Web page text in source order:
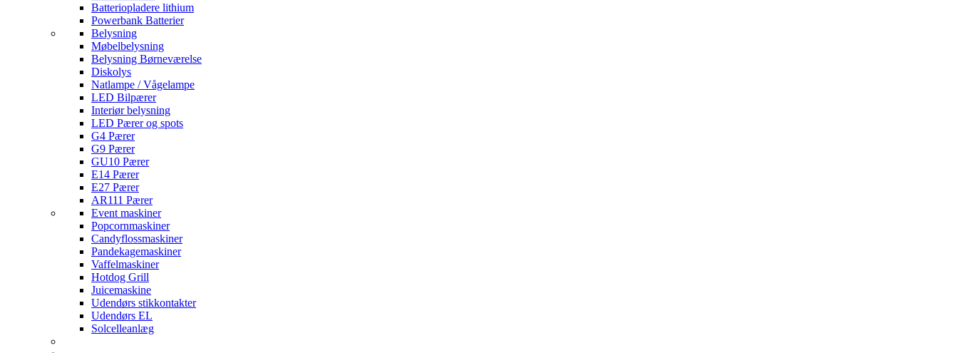
Batteriopladere lithium
Powerbank Batterier
Belysning
Møbelbelysning
Belysning Børneværelse
Diskolys
Natlampe / Vågelampe
LED Bilpærer
Interiør belysning
LED Pærer og spots
G4 Pærer
G9 Pærer
GU10 Pærer
E14 Pærer
E27 Pærer
AR111 Pærer
Event maskiner
Popcornmaskiner
Candyflossmaskiner
Pandekagemaskiner
Vaffelmaskiner
Hotdog Grill
Juicemaskine
Udendørs stikkontakter
Udendørs EL
Solcelleanlæg